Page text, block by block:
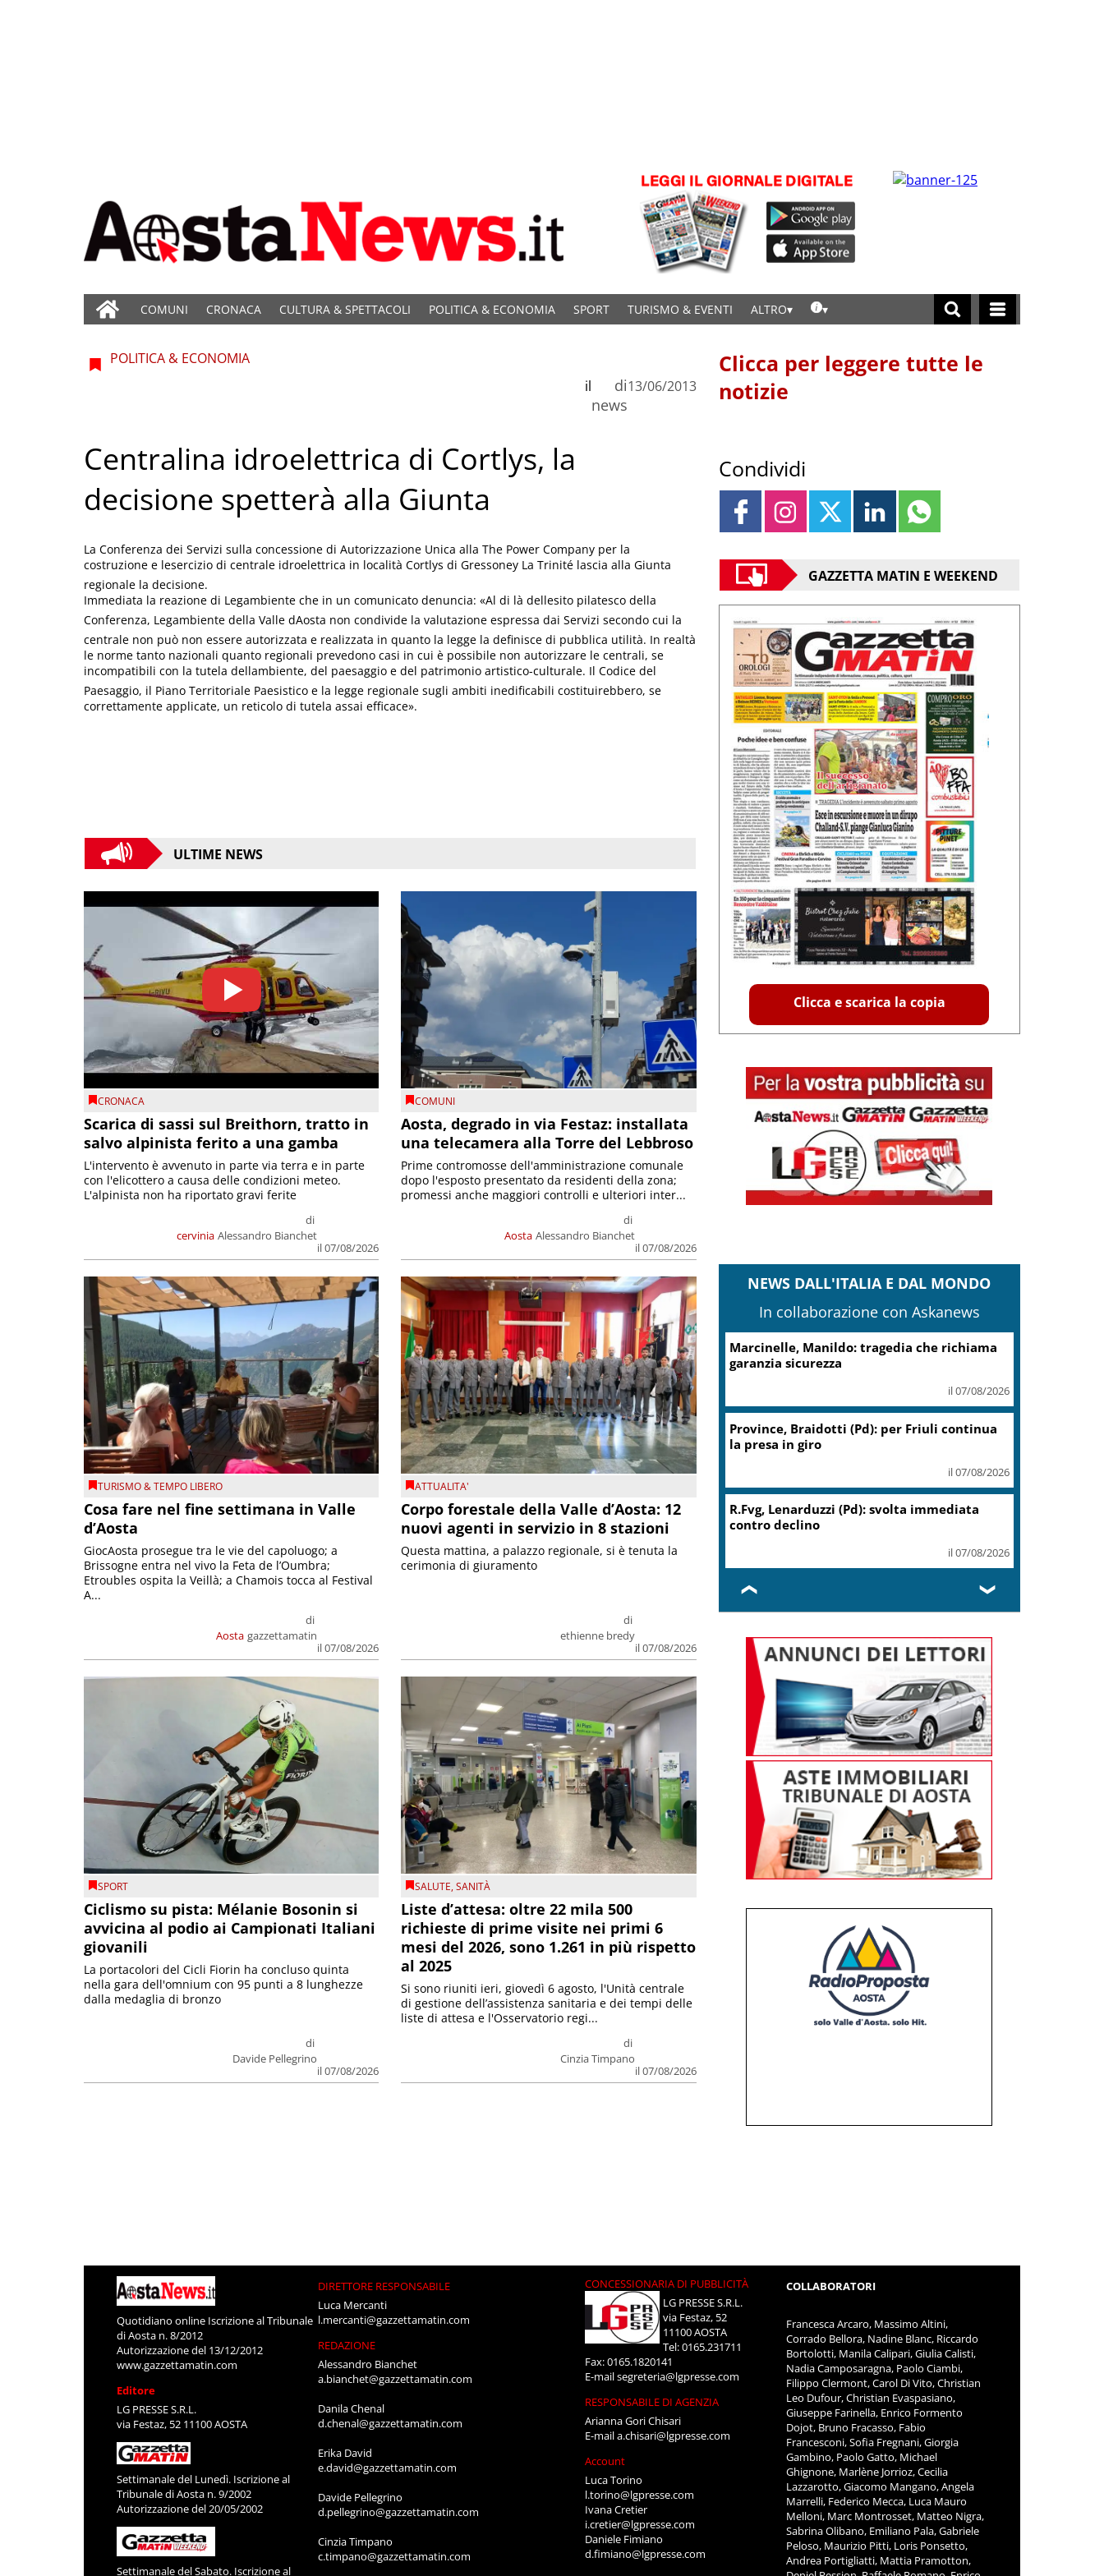
COMUNI CRONACA CULTURA & SPETTACOLI POLITICA & ECONOMIA SPORT TURISMO & EVENTI ALTRO
POLITICA & ECONOMIA
di
news
il 13/06/2013
Centralina idroelettrica di Cortlys, la
decisione spetterà alla Giunta
La Conferenza dei Servizi sulla concessione di Autorizzazione Unica alla The Power Company per la
costruzione e lesercizio di centrale idroelettrica in località Cortlys di Gressoney La Trinité lascia alla Giunta
regionale la decisione.
Immediata la reazione di Legambiente che in un comunicato denuncia: «Al di là dellesito pilatesco della
Conferenza, Legambiente della Valle dAosta non condivide la valutazione espressa dai Servizi secondo cui la
centrale non può non essere autorizzata e realizzata in quanto la legge la definisce di pubblica utilità. In realtà
le norme tanto nazionali quanto regionali prevedono casi in cui è possibile non autorizzare le centrali, se
incompatibili con la tutela dellambiente, del paesaggio e del patrimonio artistico-culturale. Il Codice del
Paesaggio, il Piano Territoriale Paesistico e la legge regionale sugli ambiti inedificabili costituirebbero, se
correttamente applicate, un reticolo di tutela assai efficace».
ULTIME NEWS
CRONACA
Scarica di sassi sul Breithorn, tratto in
salvo alpinista ferito a una gamba
cervinia
di
Alessandro Bianchet
il 07/08/2026
L'intervento è avvenuto in parte via terra e in parte
con l'elicottero a causa delle condizioni meteo.
L'alpinista non ha riportato gravi ferite
COMUNI
Aosta, degrado in via Festaz: installata
una telecamera alla Torre del Lebbroso
Aosta
di
Alessandro Bianchet
il 07/08/2026
Prime contromosse dell'amministrazione comunale
dopo l'esposto presentato da residenti della zona;
promessi anche maggiori controlli e ulteriori inter...
TURISMO & TEMPO LIBERO
Cosa fare nel fine settimana in Valle
d’Aosta
Aosta
di
gazzettamatin
il 07/08/2026
GiocAosta prosegue tra le vie del capoluogo; a
Brissogne entra nel vivo la Feta de l’Oumbra;
Etroubles ospita la Veillà; a Chamois tocca al Festival
A...
ATTUALITA'
Corpo forestale della Valle d’Aosta: 12
nuovi agenti in servizio in 8 stazioni
di
ethienne bredy
il 07/08/2026
Questa mattina, a palazzo regionale, si è tenuta la
cerimonia di giuramento
SPORT
Ciclismo su pista: Mélanie Bosonin si
avvicina al podio ai Campionati Italiani
giovanili
di
Davide Pellegrino
il 07/08/2026
La portacolori del Cicli Fiorin ha concluso quinta
nella gara dell'omnium con 95 punti a 8 lunghezze
dalla medaglia di bronzo
SALUTE,SANITÀ
Liste d’attesa: oltre 22 mila 500
richieste di prime visite nei primi 6
mesi del 2026, sono 1.261 in più rispetto
al 2025
di
Cinzia Timpano
il 07/08/2026
Si sono riuniti ieri, giovedì 6 agosto, l'Unità centrale
di gestione dell’assistenza sanitaria e dei tempi delle
liste di attesa e l'Osservatorio regi...
Clicca per leggere tutte le
notizie
Condividi
GAZZETTA MATIN E WEEKEND
Clicca e scarica la copia
NEWS DALL'ITALIA E DAL MONDO
In collaborazione con Askanews
Marcinelle, Manildo: tragedia che richiama
garanzia sicurezza
il 07/08/2026
Province, Braidotti (Pd): per Friuli continua
la presa in giro
il 07/08/2026
R.Fvg, Lenarduzzi (Pd): svolta immediata
contro declino
il 07/08/2026
❮ ❯
Quotidiano online Iscrizione al Tribunale
di Aosta n. 8/2012
Autorizzazione del 13/12/2012
www.gazzettamatin.com
Editore
LG PRESSE S.R.L.
via Festaz, 52 11100 AOSTA
Settimanale del Lunedì. Iscrizione al
Tribunale di Aosta n. 9/2002
Autorizzazione del 20/05/2002
Settimanale del Sabato. Iscrizione al
DIRETTORE RESPONSABILE
Luca Mercanti
l.mercanti@gazzettamatin.com
REDAZIONE
Alessandro Bianchet
a.bianchet@gazzettamatin.com
Danila Chenal
d.chenal@gazzettamatin.com
Erika David
e.david@gazzettamatin.com
Davide Pellegrino
d.pellegrino@gazzettamatin.com
Cinzia Timpano
c.timpano@gazzettamatin.com
CONCESSIONARIA DI PUBBLICITÀ
LG PRESSE S.R.L.
via Festaz, 52
11100 AOSTA
Tel: 0165.231711
Fax: 0165.1820141
E-mailsegreteria@lgpresse.com
RESPONSABILE DI AGENZIA
Arianna Gori Chisari
E-maila.chisari@lgpresse.com
Account
Luca Torino
l.torino@lgpresse.com
Ivana Cretier
i.cretier@lgpresse.com
Daniele Fimiano
d.fimiano@lgpresse.com
COLLABORATORI
Francesca Arcaro, Massimo Altini,
Corrado Bellora, Nadine Blanc, Riccardo
Bortolotti, Manila Calipari, Giulia Calisti,
Nadia Camposaragna, Paolo Ciambi,
Filippo Clermont, Carol Di Vito, Christian
Leo Dufour, Christian Evaspasiano,
Giuseppe Farinella, Enrico Formento
Dojot, Bruno Fracasso, Fabio
Francesconi, Sofia Fregnani, Giorgia
Gambino, Paolo Gatto, Michael
Ghignone, Marlène Jorrioz, Cecilia
Lazzarotto, Giacomo Mangano, Angela
Marrelli, Federico Mecca, Luca Mauro
Melloni, Marc Montrosset, Matteo Nigra,
Sabrina Olibano, Emiliano Pala, Gabriele
Peloso, Maurizio Pitti, Loris Ponsetto,
Andrea Portigliatti, Mattia Pramotton,